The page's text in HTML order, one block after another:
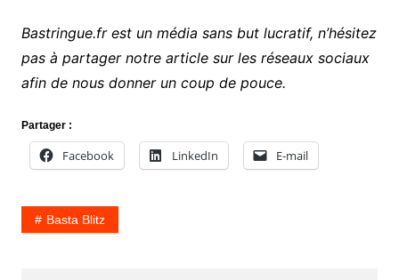
Bastringue.fr est un média sans but lucratif, n’hésitez
pas à partager notre article sur les réseaux sociaux
afin de nous donner un coup de pouce.
Partager :
Facebook LinkedIn E-mail
Basta Blitz